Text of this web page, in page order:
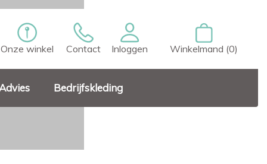
Onze winkel Contact Inloggen Winkelmand (0)
Bedrijfskleding